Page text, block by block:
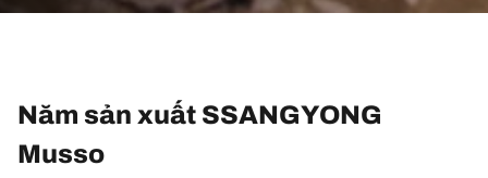
Năm sản xuất SSANGYONG
Musso